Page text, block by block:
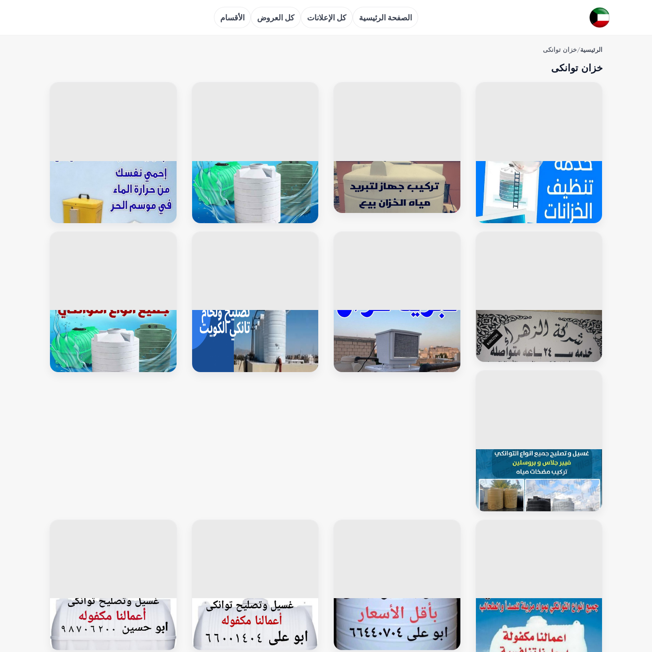
الصفحة الرئيسية كل الإعلانات كل العروض الأقسام
الرئيسية/خزان توانكى
خزان توانكى
خزان توانكى
تبريد مياه الخزان - بالكويت 65607075
- تبريد خزان الكويت - تبريد تانكي -
تبريد الخزان - جهاز تبريد المياه - تبريد
مياه التانكى بالكويت
خزان توانكى
غسيل تانكي السلام - غسيل خزان
السلام - تصليح تانكي السلام - تصبليح
خزان السلام - رقم غسيل تانكي السلام
-غسيل تانكي الكويت - الاتصال
خزان توانكى
غسيل وتصليح توانكى 60061040
خزان توانكى
غسيل خزان - تصليح خزان - صالح📞
65607075 - تبريد خزان - تبريد مياه
الخزان - غسيل تانكي - تصليح تانكي -
تبريد تانكي - غسيل تانكي - تصليح تانكي
خزان توانكى
غسيل وتصليح تانكى بالكويت ( اقل
اسعار) اتصل بنا - بالكويت67601377 -
غسيل خزان - تصليح خزان - غسيل
تانكي - تصليح تانكي - تبريد مياه الخزان
خزان توانكى
غسيل وتصليح جميع التوانكى جميع
مناطق الكويت بأسعار مناسبة ابو حسين
99790052
تبريد مياه الخزان - بالكويت67601377 -
تبريد مياه الخزانات - تبريد تانكى - تبريد
خزان - تبريد تانكى الماء - جهاز تبريد
المياه - تبريد مياه التانكى بالكويت
خزان توانكى
شركه تنظيف خزنات بالكويت وتنقيتها
خزان توانكى
غسيل خزانات المياه - بالكويت
67601377 - غسيل وتصليح تانكي -
تصليح خزانات - تصليح تانكي - غسيل
تانكي - تنظيف خزانات المياه وتصليح
خزان توانكى
غسيل وتصليح التوانكى
خزان توانكى
غسيل وتصليح جميع التوانكى
خزان توانكى
غسيل وتصليح توانكي
خزان توانكى
غسيل تانكي الجهراء - بالكويت
67601377 - غسيل تانكي رخيص - رقم